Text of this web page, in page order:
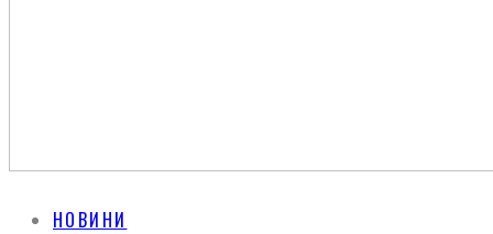
НОВИНИ